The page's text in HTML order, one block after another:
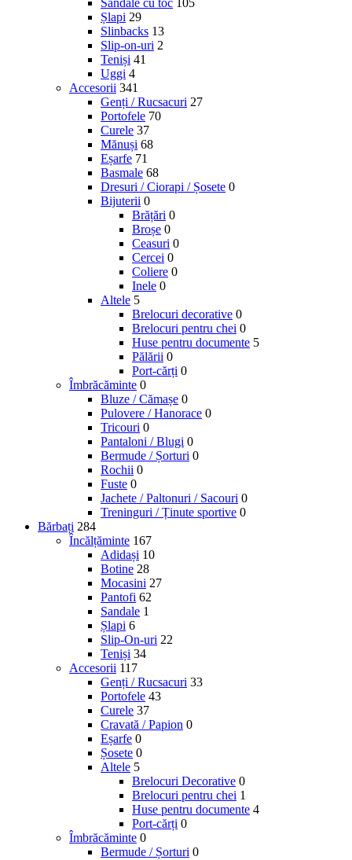
Sandale cu toc 105
Șlapi 29
Slinbacks 13
Slip-on-uri 2
Teniși 41
Uggi 4
Accesorii 341
Genți / Rucsacuri 27
Portofele 70
Curele 37
Mănuși 68
Eșarfe 71
Basmale 68
Dresuri / Ciorapi / Șosete 0
Bijuterii 0
Brățări 0
Broșe 0
Ceasuri 0
Cercei 0
Coliere 0
Inele 0
Altele 5
Brelocuri decorative 0
Brelocuri pentru chei 0
Huse pentru documente 5
Pălării 0
Port-cărți 0
Îmbrăcăminte 0
Bluze / Cămașe 0
Pulovere / Hanorace 0
Tricouri 0
Pantaloni / Blugi 0
Bermude / Șorturi 0
Rochii 0
Fuste 0
Jachete / Paltonuri / Sacouri 0
Treninguri / Ținute sportive 0
Bărbați 284
Încălțăminte 167
Adidași 10
Botine 28
Mocasini 27
Pantofi 62
Sandale 1
Șlapi 6
Slip-On-uri 22
Teniși 34
Accesorii 117
Genți / Rucsacuri 33
Portofele 43
Curele 37
Cravată / Papion 0
Eșarfe 0
Șosete 0
Altele 5
Brelocuri Decorative 0
Brelocuri pentru chei 1
Huse pentru documente 4
Port-cărți 0
Îmbrăcăminte 0
Bermude / Șorturi 0